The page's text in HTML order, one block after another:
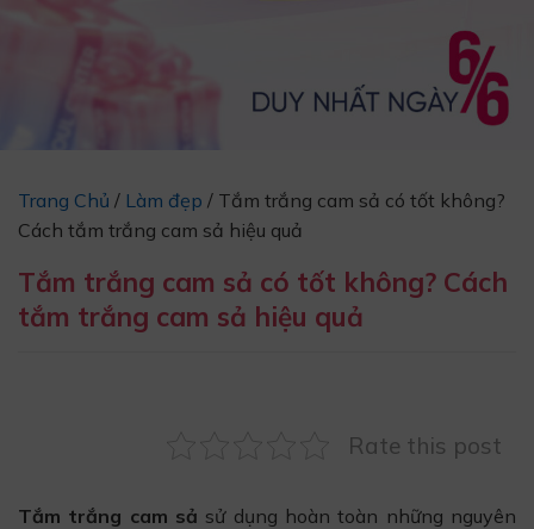
Trang Chủ / Làm đẹp / Tắm trắng cam sả có tốt không?
Cách tắm trắng cam sả hiệu quả
Tắm trắng cam sả có tốt không? Cách
tắm trắng cam sả hiệu quả
Rate this post
Tắm trắng cam sả sử dụng hoàn toàn những nguyên